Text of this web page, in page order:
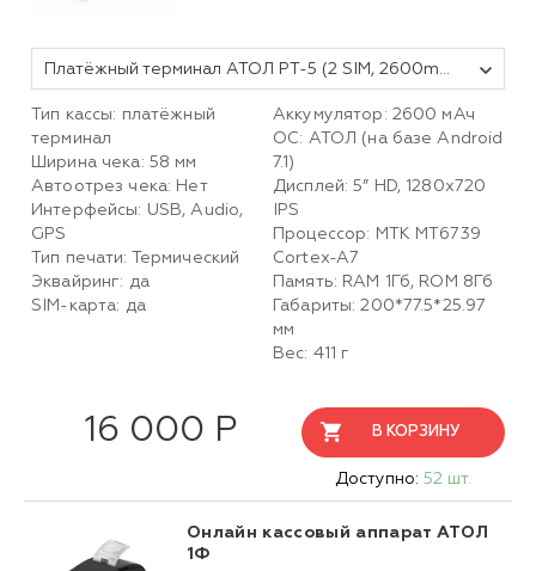
Платёжный терминал АТОЛ PT-5 (2 SIM, 2600mAh). Черный. (Автономный режим)
Тип кассы: платёжный
терминал
Ширина чека: 58 мм
Автоотрез чека: Нет
Интерфейсы: USB, Audio,
GPS
Тип печати: Термический
Эквайринг: да
SIM-карта: да
Аккумулятор: 2600 мАч
ОС: АТОЛ (на базе Android
7.1)
Дисплей: 5” HD, 1280х720
IPS
Процессор: MTK MT6739
Cortex-A7
Память: RAM 1Гб, ROM 8Гб
Габариты: 200*77.5*25.97
мм
Вес: 411 г
16 000 Р В КОРЗИНУ
Доступно: 52 шт.
Онлайн кассовый аппарат АТОЛ
1Ф